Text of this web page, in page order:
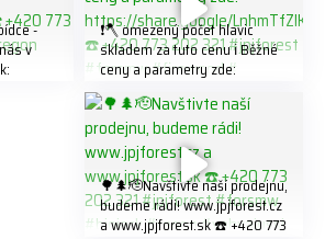
-
v
❗️🪓 omezený počet hlavic
skladem za tuto cenu ℹ️ Běžné
ceny a parametry zde:
K8W5t7i6o ☎️ +420 773 202
321 #jpjforest #forsmw
#firewood #
🌳🌲🫡Navštivte naší prodejnu,
budeme rádi! www.jpjforest.cz
a www.jpjforest.sk ☎️ +420 773